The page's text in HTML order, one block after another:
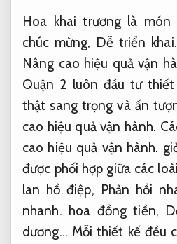
Hoa khai trương là
chúc mừng, Dễ triển khai.
Nâng cao hiệu quả vận
Quận 2 luôn đầu tư
thật sang trọng và ấn
cao hiệu quả vận hành.
cao hiệu quả vận hành.
được phối hợp giữa các
lan hồ điệp, Phản hồi
nhanh. hoa đồng tiền,
dương… Mỗi thiết kế đều